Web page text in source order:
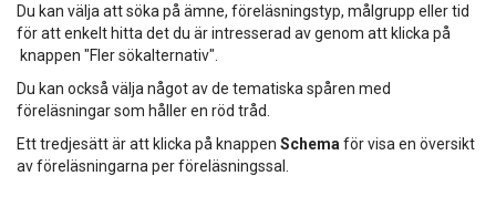
Du kan välja att söka på ämne, föreläsningstyp, målgrupp eller tid
för att enkelt hitta det du är intresserad av genom att klicka på
knappen "Fler sökalternativ".
Du kan också välja något av de tematiska spåren med
föreläsningar som håller en röd tråd.
Ett tredjesätt är att klicka på knappen Schema för visa en översikt
av föreläsningarna per föreläsningssal.